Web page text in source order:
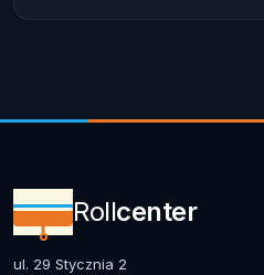
Rollcenter
ul. 29 Stycznia 2